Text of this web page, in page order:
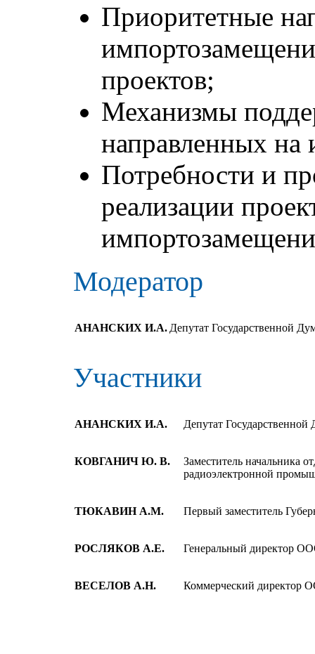
Приоритетные
проектов;
Механизмы
направленных на
Потребности и
реализации
Модератор
АНАНСКИХ И.А. Депутат Государственной
Участники
АНАНСКИХ И.А. Депутат
КОВГАНИЧ Ю. В.
Заместитель начальника
радиоэлектронной
ТЮКАВИН А.М. Первый заместитель
РОСЛЯКОВ А.Е. Генеральный директор
ВЕСЕЛОВ А.Н. Коммерческий директор